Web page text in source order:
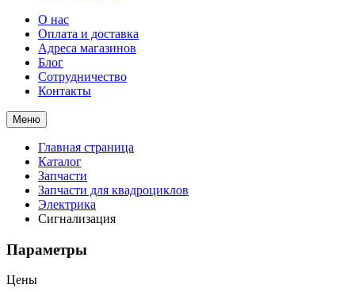
О нас
Оплата и доставка
Адреса магазинов
Блог
Сотрудничество
Контакты
Меню
Главная страница
Каталог
Запчасти
Запчасти для квадроциклов
Электрика
Сигнализация
Параметры
Цены